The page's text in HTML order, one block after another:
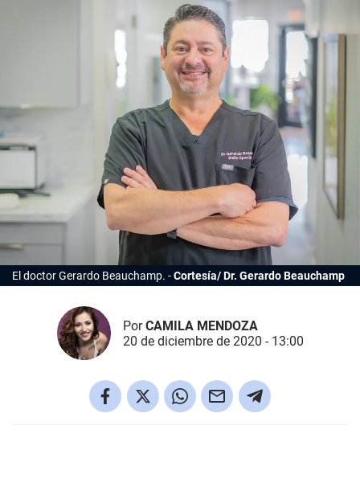
El doctor Gerardo Beauchamp. Cortesía/ Dr. Gerardo Beauchamp
PorCAMILA MENDOZA
20 de diciembre de 2020 - 13:00